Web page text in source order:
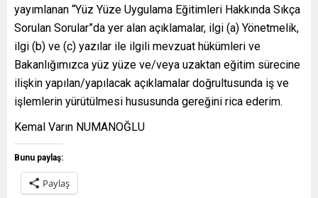
yayımlanan “Yüz Yüze Uygulama Eğitimleri Hakkında Sıkça
Sorulan Sorular”da yer alan açıklamalar, ilgi (a) Yönetmelik,
ilgi (b) ve (c) yazılar ile ilgili mevzuat hükümleri ve
Bakanlığımızca yüz yüze ve/veya uzaktan eğitim sürecine
ilişkin yapılan/yapılacak açıklamalar doğrultusunda iş ve
işlemlerin yürütülmesi hususunda gereğini rica ederim.
Kemal Varın NUMANOĞLU
Bunu paylaş:
Paylaş